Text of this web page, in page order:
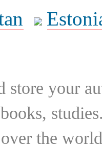
store your
the